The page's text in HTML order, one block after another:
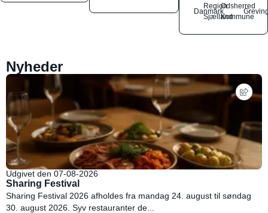
Danmark
Region
Sjælland
Odsherred
Kommune
Nyheder
Udgivet den 07-08-2026
Sharing Festival
Sharing Festival 2026 afholdes fra mandag 24. august til søndag
30. august 2026. Syv restauranter de...